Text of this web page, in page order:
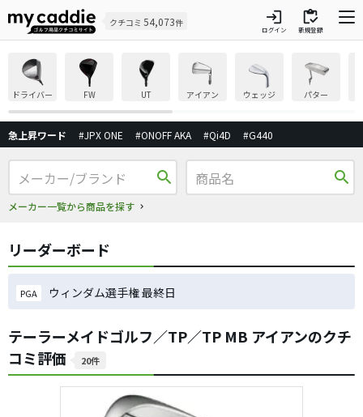
クチコミ 54,073件 login
ログイン
inventory
新規登録
ドライバー FW UT アイアン ウェッジ パター
急上昇ワード #JPX ONE #ONOFF AKA #Qi4D #G440
search
メーカー一覧から商品を探す
search
リーダーボード
PGA ウィンダム選手権 最終日
テーラーメイドゴルフ／TP／TP MB アイアンのクチ
コミ評価
20件